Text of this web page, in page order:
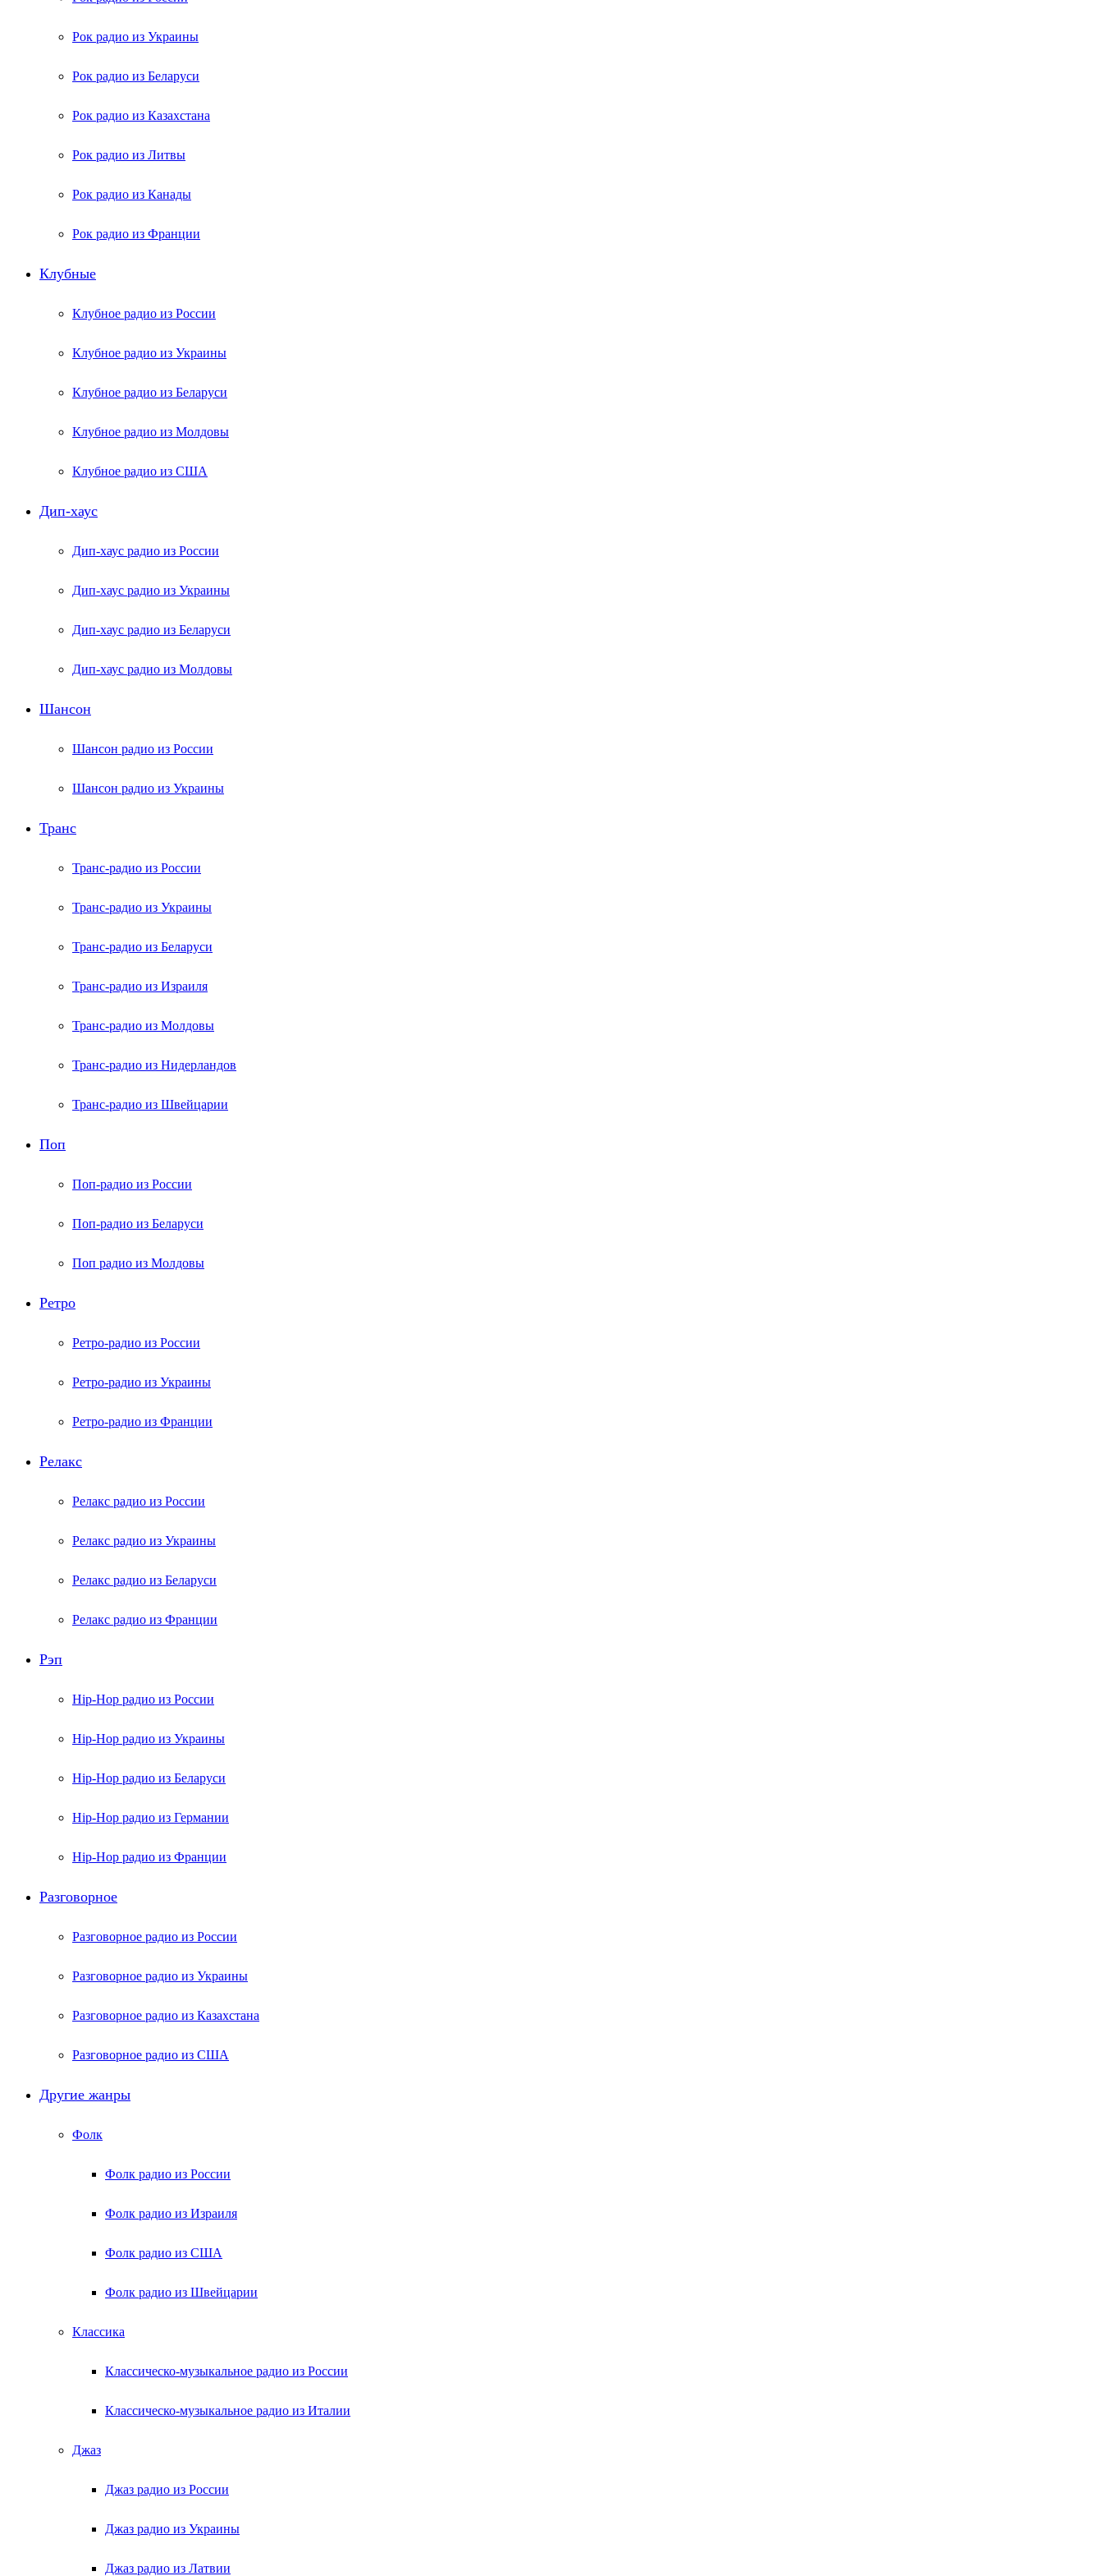
Рок радио из Украины
Рок радио из Беларуси
Рок радио из Казахстана
Рок радио из Литвы
Рок радио из Канады
Рок радио из Франции
Клубные
Клубное радио из России
Клубное радио из Украины
Клубное радио из Беларуси
Клубное радио из Молдовы
Клубное радио из США
Дип-хаус
Дип-хаус радио из России
Дип-хаус радио из Украины
Дип-хаус радио из Беларуси
Дип-хаус радио из Молдовы
Шансон
Шансон радио из России
Шансон радио из Украины
Транс
Транс-радио из России
Транс-радио из Украины
Транс-радио из Беларуси
Транс-радио из Израиля
Транс-радио из Молдовы
Транс-радио из Нидерландов
Транс-радио из Швейцарии
Поп
Поп-радио из России
Поп-радио из Беларуси
Поп радио из Молдовы
Ретро
Ретро-радио из России
Ретро-радио из Украины
Ретро-радио из Франции
Релакс
Релакс радио из России
Релакс радио из Украины
Релакс радио из Беларуси
Релакс радио из Франции
Рэп
Hip-Hop радио из России
Hip-Hop радио из Украины
Hip-Hop радио из Беларуси
Hip-Hop радио из Германии
Hip-Hop радио из Франции
Разговорное
Разговорное радио из России
Разговорное радио из Украины
Разговорное радио из Казахстана
Разговорное радио из США
Другие жанры
Фолк
Фолк радио из России
Фолк радио из Израиля
Фолк радио из США
Фолк радио из Швейцарии
Классика
Классическо-музыкальное радио из России
Классическо-музыкальное радио из Италии
Джаз
Джаз радио из России
Джаз радио из Украины
Джаз радио из Латвии